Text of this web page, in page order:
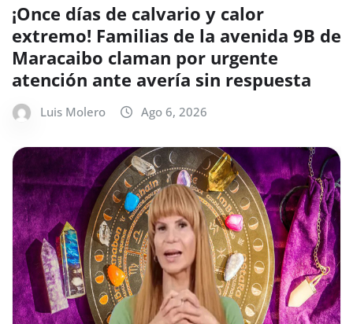
¡Once días de calvario y calor
extremo! Familias de la avenida 9B de
Maracaibo claman por urgente
atención ante avería sin respuesta
Luis Molero Ago 6, 2026